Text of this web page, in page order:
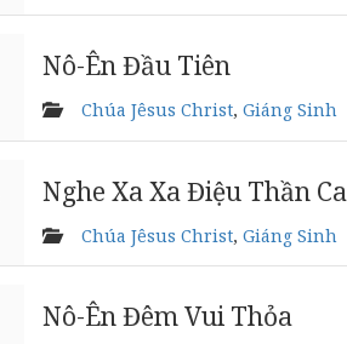
Nô-Ên Đầu Tiên
Chúa Jêsus Christ, Giáng Sinh
Nghe Xa Xa Điệu Thần Ca
Chúa Jêsus Christ, Giáng Sinh
Nô-Ên Đêm Vui Thỏa